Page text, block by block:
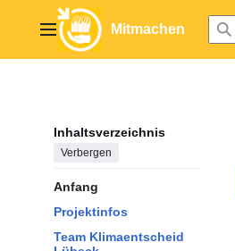
springenHauptmenüMitmachen
Inhaltsverzeichnis
Verbergen
Anfang
Projektinfos
Team Klimaentscheid